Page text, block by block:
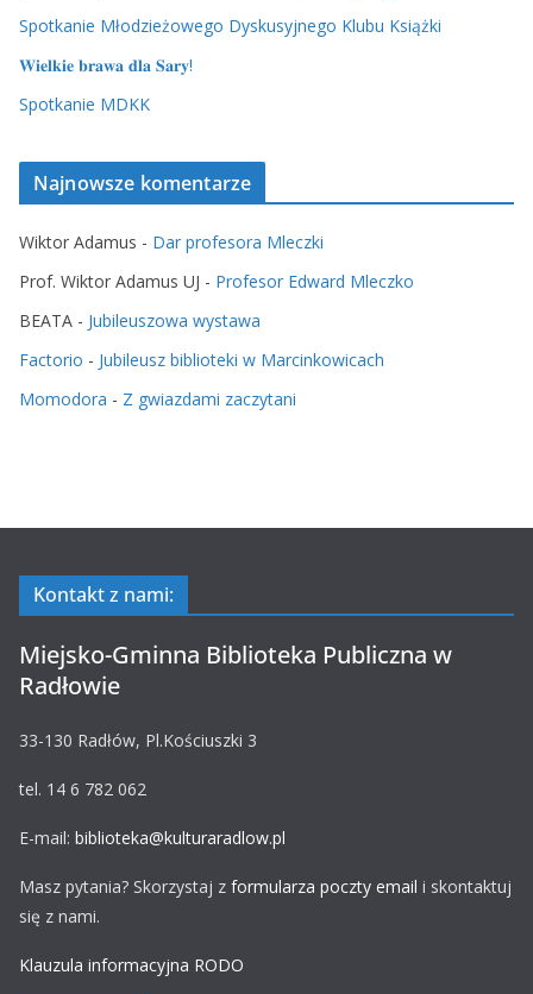
Spotkanie Młodzieżowego Dyskusyjnego Klubu Książki
𝐖𝐢𝐞𝐥𝐤𝐢𝐞 𝐛𝐫𝐚𝐰𝐚 𝐝𝐥𝐚 𝐒𝐚𝐫𝐲!
Spotkanie MDKK
Najnowsze komentarze
Wiktor Adamus - Dar profesora Mleczki
Prof. Wiktor Adamus UJ - Profesor Edward Mleczko
BEATA - Jubileuszowa wystawa
Factorio - Jubileusz biblioteki w Marcinkowicach
Momodora - Z gwiazdami zaczytani
Kontakt z nami:
Miejsko-Gminna Biblioteka Publiczna w
Radłowie
33-130 Radłów, Pl.Kościuszki 3
tel. 14 6 782 062
E-mail: biblioteka@kulturaradlow.pl
Masz pytania? Skorzystaj z formularza poczty email i skontaktuj
się z nami.
Klauzula informacyjna RODO